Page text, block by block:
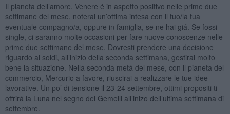
Il pianeta dell’amore, Venere é in aspetto positivo nelle prime due
settimane del mese, noterai un’ottima intesa con il tuo/la tua
eventuale compagno/a, oppure in famiglia, se ne hai giá. Se fossi
single, ci saranno molte occasioni per fare nuove conoscenze nelle
prime due settimane del mese. Dovresti prendere una decisione
riguardo ai soldi, all’inizio della seconda settimana, gestirai molto
bene la situazione. Nella seconda metá del mese, con il pianeta del
commercio, Mercurio a favore, riuscirai a realizzare le tue idee
lavorative. Un po’ di tensione il 23-24 settembre, ottimi propositi ti
offrirá la Luna nel segno del Gemelli all’inizo dell’ultima settimana di
settembre.